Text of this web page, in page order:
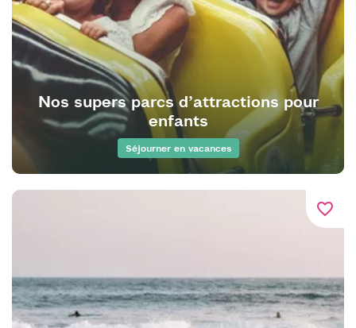
Nos supers parcs d’attractions pour
enfants
Séjourner en vacances
favorite_border